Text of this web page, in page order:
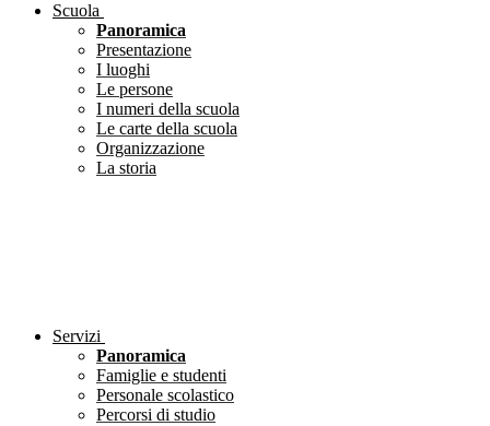
Scuola
Panoramica
Presentazione
I luoghi
Le persone
I numeri della scuola
Le carte della scuola
Organizzazione
La storia
Servizi
Panoramica
Famiglie e studenti
Personale scolastico
Percorsi di studio